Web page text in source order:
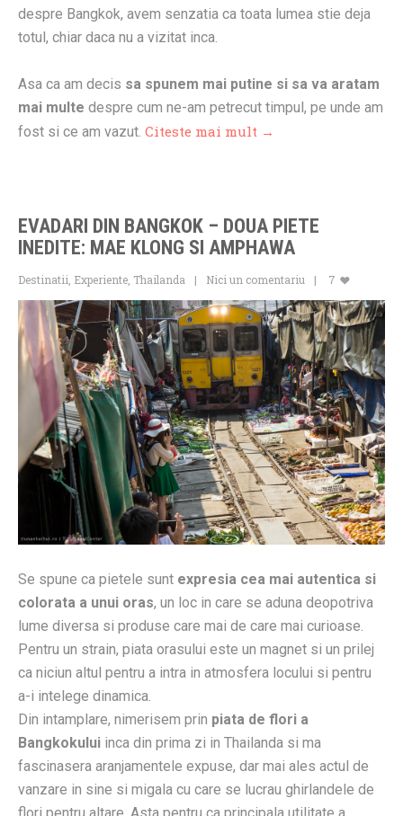
despre Bangkok, avem senzatia ca toata lumea stie deja
totul, chiar daca nu a vizitat inca.
Asa ca am decis sa spunem mai putine si sa va aratam
mai multe despre cum ne-am petrecut timpul, pe unde am
fost si ce am vazut. Citeste mai mult →
EVADARI DIN BANGKOK – DOUA PIETE
INEDITE: MAE KLONG SI AMPHAWA
Destinatii Experiente Thailanda Nici un comentariu 7
Se spune ca pietele sunt expresia cea mai autentica si
colorata a unui oras, un loc in care se aduna deopotriva
lume diversa si produse care mai de care mai curioase.
Pentru un strain, piata orasului este un magnet si un prilej
ca niciun altul pentru a intra in atmosfera locului si pentru
a-i intelege dinamica.
Din intamplare, nimerisem prin piata de flori a
Bangkokului inca din prima zi in Thailanda si ma
fascinasera aranjamentele expuse, dar mai ales actul de
vanzare in sine si migala cu care se lucrau ghirlandele de
flori pentru altare. Asta pentru ca principala utilitate a